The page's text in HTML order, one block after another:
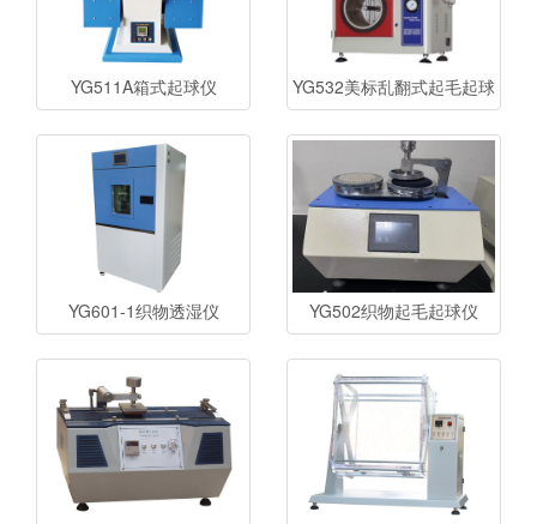
YG511A箱式起球仪
YG532美标乱翻式起毛起球
YG601-1织物透湿仪 YG502织物起毛起球仪